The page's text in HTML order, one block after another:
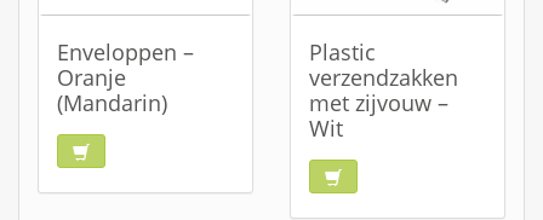
Enveloppen –
Oranje
(Mandarin)
Plastic
verzendzakken
met zijvouw –
Wit